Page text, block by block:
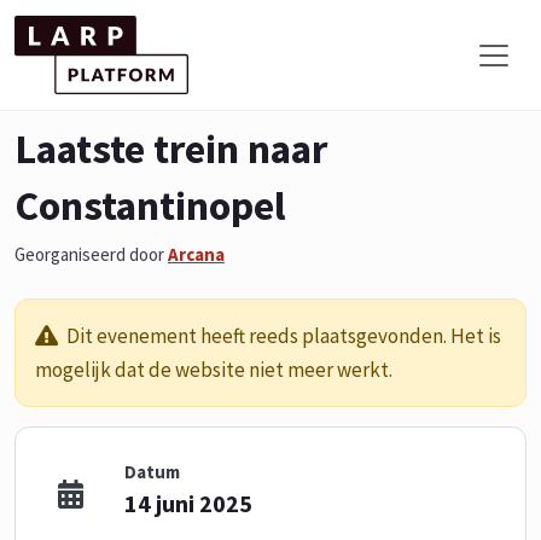
Laatste trein naar
Constantinopel
Georganiseerd doorArcana
Dit evenement heeft reeds plaatsgevonden. Het is
mogelijk dat de website niet meer werkt.
Datum
14 juni 2025